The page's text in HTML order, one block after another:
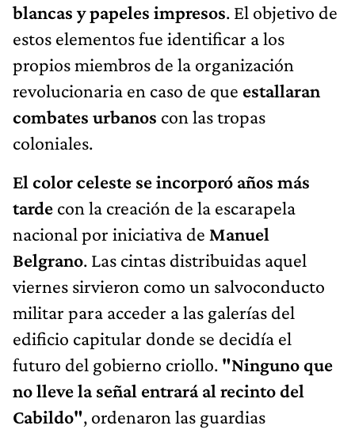
blancas y papeles impresos. El objetivo de
estos elementos fue identificar a los
propios miembros de la organización
revolucionaria en caso de que estallaran
combates urbanos con las tropas
coloniales.
El color celeste se incorporó años más
tarde con la creación de la escarapela
nacional por iniciativa de Manuel
Belgrano. Las cintas distribuidas aquel
viernes sirvieron como un salvoconducto
militar para acceder a las galerías del
edificio capitular donde se decidía el
futuro del gobierno criollo. "Ninguno que
no lleve la señal entrará al recinto del
Cabildo", ordenaron las guardias